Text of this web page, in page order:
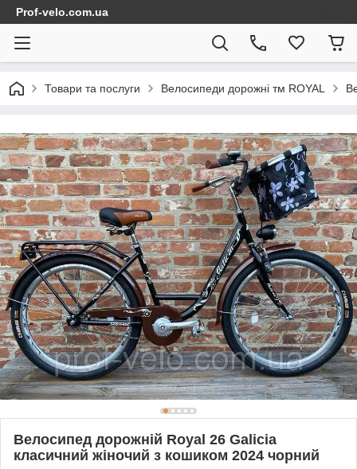
Prof-velo.com.ua
Товари та послуги Велосипеди дорожні тм ROYAL
Велосипед дорожній Royal 26 Galicia
класичний жіночий з кошиком 2024 чорний